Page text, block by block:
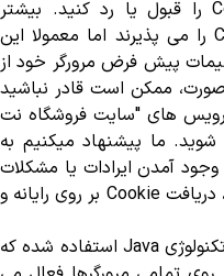
را قبول یا رد کنید. بیشتر
را می پذیرند اما معمولا این
پیش فرض مرورگر خود از
ممکن است قادر نباشید
های "سایت فروشگاه نت
ما پیشنهاد میکنیم به
آمدن ایرادات یا مشکلات
Cookie بر روی رایانه و
Java استفاده شده که